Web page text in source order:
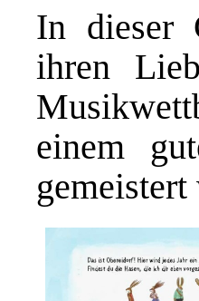
In dieser
ihren
einem
gemeistert